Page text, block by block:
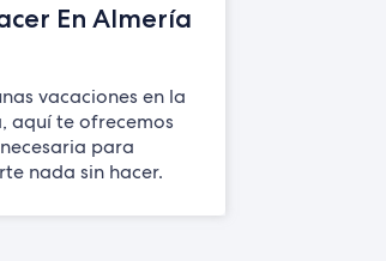
En Almería
vacaciones en la
aquí te ofrecemos
para
nada sin hacer.